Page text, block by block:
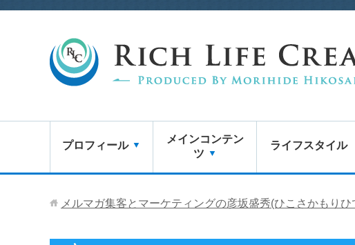
プロフィール
メインコンテン
ツ
ライフスタイル
メルマガ集客とマーケティングの彦坂盛秀(ひこさかもりひ